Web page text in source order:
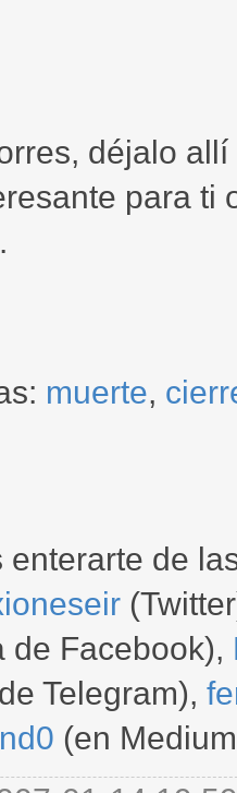
déjalo
para ti
muerte,
enterarte de
de Facebook),
Telegram),
(en